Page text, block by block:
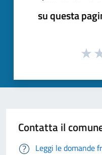
su questa
Contatta il
Leggi le domande